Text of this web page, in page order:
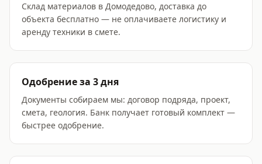
Склад материалов в Домодедово, доставка до
объекта бесплатно — не оплачиваете логистику и
аренду техники в смете.
Одобрение за 3 дня
Документы собираем мы: договор подряда, проект,
смета, геология. Банк получает готовый комплект —
быстрее одобрение.